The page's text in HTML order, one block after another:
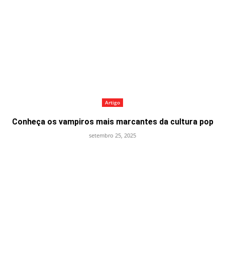
Artigo
Conheça os vampiros mais marcantes da cultura pop
setembro 25, 2025